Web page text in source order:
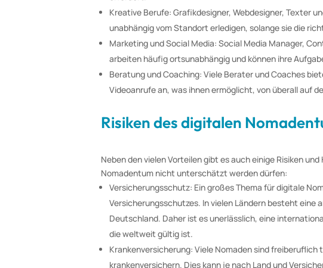
Kreative Berufe: Grafikdesigner, Webdesigner, Texter
unabhängig vom Standort erledigen, solange sie die
Marketing und Social Media: Social Media Manager,
arbeiten häufig ortsunabhängig und können ihre
Beratung und Coaching: Viele Berater und Coaches
Videoanrufe an, was ihnen ermöglicht, von überall auf
Risiken des digitalen
Neben den vielen Vorteilen gibt es auch einige Risiken
Nomadentum nicht unterschätzt werden dürfen:
Versicherungsschutz: Ein großes Thema für digitale
Versicherungsschutzes. In vielen Ländern besteht eine
Deutschland. Daher ist es unerlässlich, eine
die weltweit gültig ist.
Krankenversicherung: Viele Nomaden sind
krankenversichern. Dies kann je nach Land und